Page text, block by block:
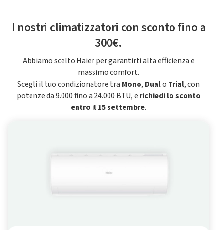
I nostri climatizzatori con sconto fino a
300€.
Abbiamo scelto Haier per garantirti alta efficienza e
massimo comfort.
Scegli il tuo condizionatore tra Mono, Dualo Trial, con
potenze da 9.000 fino a 24.000 BTU, e richiedi lo sconto
entro il 15 settembre.